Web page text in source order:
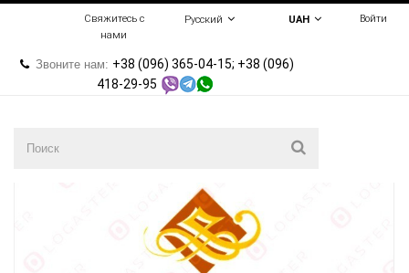
Войти
UAH
Русский
Свяжитесь с
нами
Звоните нам: +38 (096) 365-04-15; +38 (096)
418-29-95